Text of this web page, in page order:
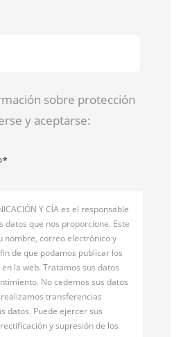
sobre protección
y aceptarse:
*
Y CÍA es el responsable
datos que nos proporcione. Este
nombre, correo electrónico y
de que podamos publicar los
la web. Tratamos sus datos
No cedemos sus datos
transferencias
datos. Puede ejercer sus
y supresión de los